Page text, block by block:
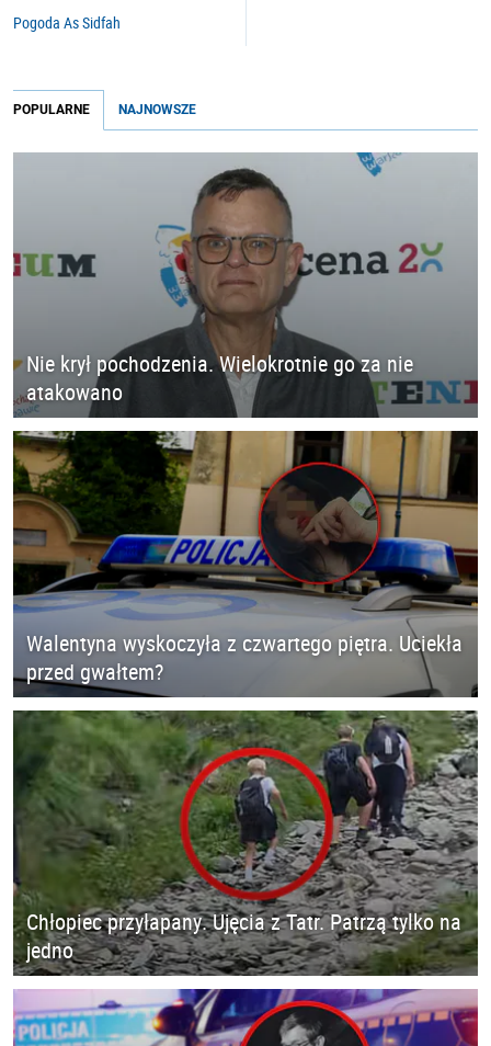
Pogoda As Sidfah
POPULARNE NAJNOWSZE
Nie krył pochodzenia. Wielokrotnie go za nie
atakowano
Walentyna wyskoczyła z czwartego piętra. Uciekła
przed gwałtem?
Chłopiec przyłapany. Ujęcia z Tatr. Patrzą tylko na
jedno